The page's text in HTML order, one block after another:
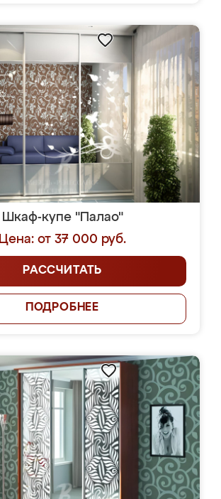
Шкаф-купе "Палао"
Цена: от 37 000 руб.
РАССЧИТАТЬ
ПОДРОБНЕЕ